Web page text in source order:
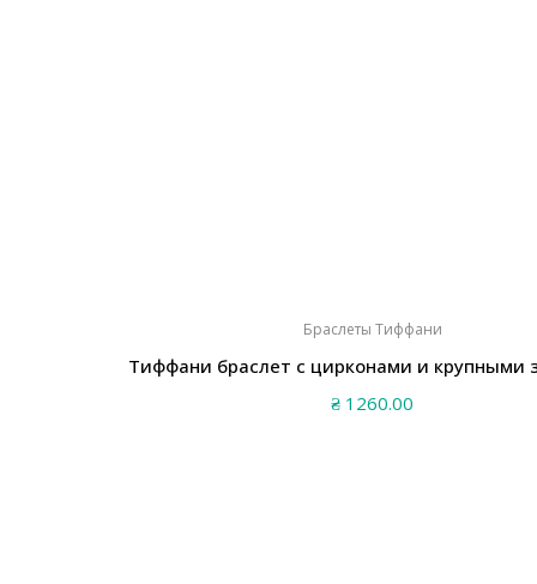
Браслеты Тиффани
Тиффани браслет с цирконами и крупными
₴ 1260.00